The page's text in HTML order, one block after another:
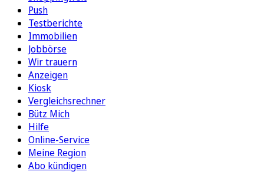
Push
Testberichte
Immobilien
Jobbörse
Wir trauern
Anzeigen
Kiosk
Vergleichsrechner
Bütz Mich
Hilfe
Online-Service
Meine Region
Abo kündigen